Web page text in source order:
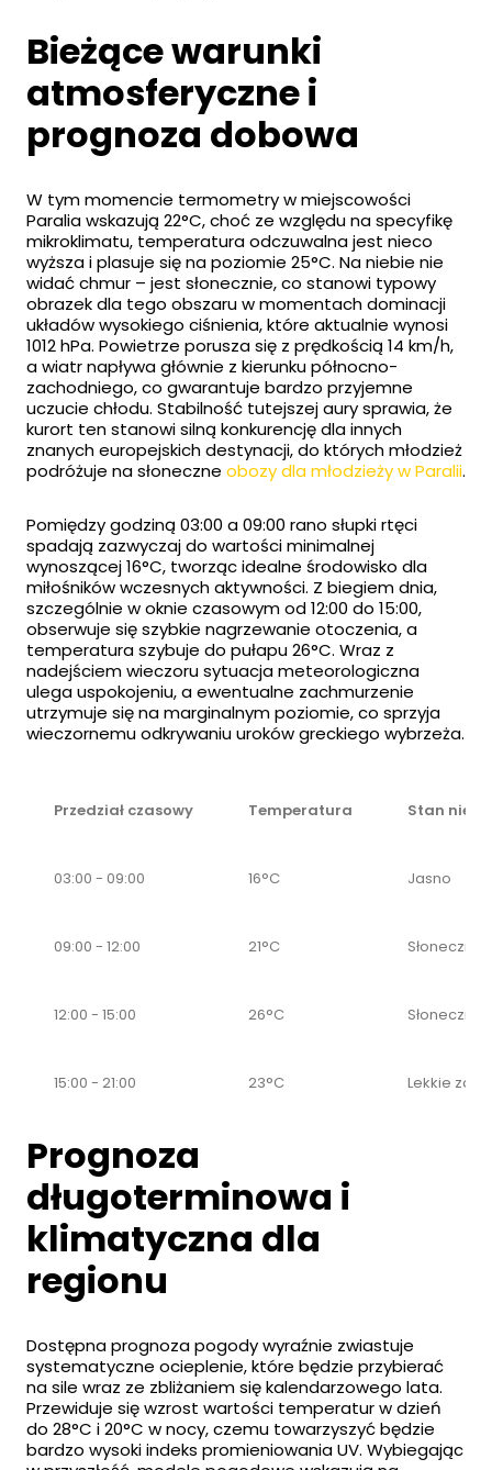
Bieżące warunki
atmosferyczne i
prognoza dobowa
W tym momencie termometry w miejscowości
Paralia wskazują 22°C, choć ze względu na specyfikę
mikroklimatu, temperatura odczuwalna jest nieco
wyższa i plasuje się na poziomie 25°C. Na niebie nie
widać chmur – jest słonecznie, co stanowi typowy
obrazek dla tego obszaru w momentach dominacji
układów wysokiego ciśnienia, które aktualnie wynosi
1012 hPa. Powietrze porusza się z prędkością 14 km/h,
a wiatr napływa głównie z kierunku północno-
zachodniego, co gwarantuje bardzo przyjemne
uczucie chłodu. Stabilność tutejszej aury sprawia, że
kurort ten stanowi silną konkurencję dla innych
znanych europejskich destynacji, do których młodzież
podróżuje na słoneczne obozy dla młodzieży w Paralii.
Pomiędzy godziną 03:00 a 09:00 rano słupki rtęci
spadają zazwyczaj do wartości minimalnej
wynoszącej 16°C, tworząc idealne środowisko dla
miłośników wczesnych aktywności. Z biegiem dnia,
szczególnie w oknie czasowym od 12:00 do 15:00,
obserwuje się szybkie nagrzewanie otoczenia, a
temperatura szybuje do pułapu 26°C. Wraz z
nadejściem wieczoru sytuacja meteorologiczna
ulega uspokojeniu, a ewentualne zachmurzenie
utrzymuje się na marginalnym poziomie, co sprzyja
wieczornemu odkrywaniu uroków greckiego wybrzeża.
Przedział czasowy Temperatura Stan nieba
03:00 - 09:00 16°C Jasno
09:00 - 12:00 21°C Słonecznie
12:00 - 15:00 26°C Słonecznie
15:00 - 21:00 23°C Lekkie
Prognoza
długoterminowa i
klimatyczna dla
regionu
Dostępna prognoza pogody wyraźnie zwiastuje
systematyczne ocieplenie, które będzie przybierać
na sile wraz ze zbliżaniem się kalendarzowego lata.
Przewiduje się wzrost wartości temperatur w dzień
do 28°C i 20°C w nocy, czemu towarzyszyć będzie
bardzo wysoki indeks promieniowania UV. Wybiegając